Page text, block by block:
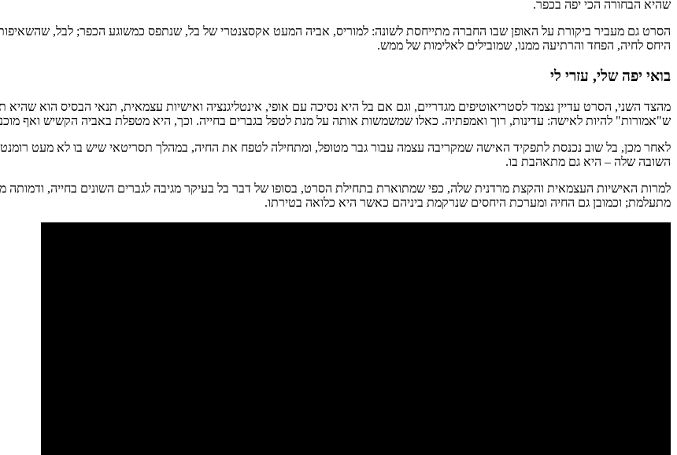
שהיא הבחורה הכי יפה בכפר.
הסרט גם מעביר ביקורת על האופן שבו החברה מתייחסת לשונה: למוריס, אביה המעט אקסצנטרי של בל, שנתפס כמשוגע הכפר; לבל,
היחס לחיה, הפחד והרתיעה ממנו, שמובילים לאלימות של ממש.
בואי יפה שלי, עזרי לי
מהצד השני, הסרט עדיין נצמד לסטריאוטיפים מגדריים, וגם אם בל היא נסיכה עם אופי, אינטליגנציה ואישיות עצמאית, תנאי הבסיס הוא
ש"אמורות" להיות לאישה: עדינות, רוך ואמפתיה. כאלו שמשמשות אותה על מנת לטפל בגברים בחייה. וכך, היא מטפלת באביה הקשיש ואף
לאחר מכן, בל שוב נכנסת לתפקיד האישה שמקריבה עצמה עבור גבר מטופל, ומתחילה לטפח את החיה, במהלך תסריטאי שיש בו לא מעט
השובה שלה – היא גם מתאהבת בו.
למרות האישיות העצמאית והקצת מרדנית שלה, כפי שמתוארת בתחילת הסרט, בסופו של דבר בל בעיקר מגיבה לגברים השונים בחייה, ודמותה
מתעלמת; וכמובן גם החיה ומערכת היחסים שנרקמת ביניהם כאשר היא כלואה בטירתו.